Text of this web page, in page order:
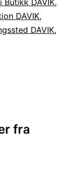
DAVIK,
DAVIK,
fra